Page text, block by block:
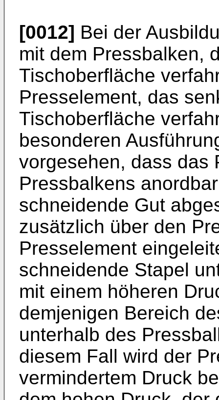
[0012] Bei der
mit dem Pressbalken,
Tischoberfläche
Presselement, das
Tischoberfläche
besonderen
vorgesehen, dass das
Pressbalkens
schneidende Gut
zusätzlich über den
Presselement
schneidende Stapel
mit einem höheren
demjenigen Bereich
unterhalb des
diesem Fall wird der
vermindertem Druck